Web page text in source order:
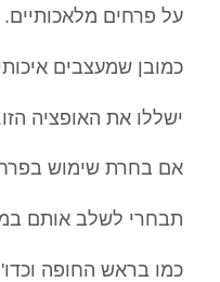
על פרחים מלאכותיים.
כמובן שמעצבים
ישללו את האופציה
אם בחרת שימוש
תבחרי לשלב אותם
כמו בראש החופה וכדו'